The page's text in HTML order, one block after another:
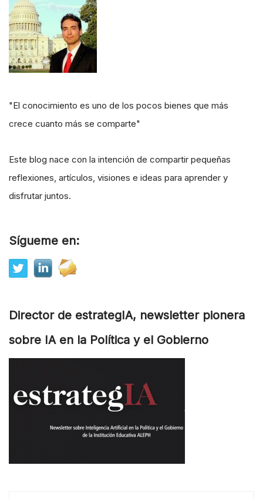
"El conocimiento es uno de los pocos bienes que más
crece cuanto más se comparte"
Este blog nace con la intención de compartir pequeñas
reflexiones, artículos, visiones e ideas para aprender y
disfrutar juntos.
Sígueme en:
Director de estrategIA, newsletter pionera
sobre IA en la Política y el Gobierno